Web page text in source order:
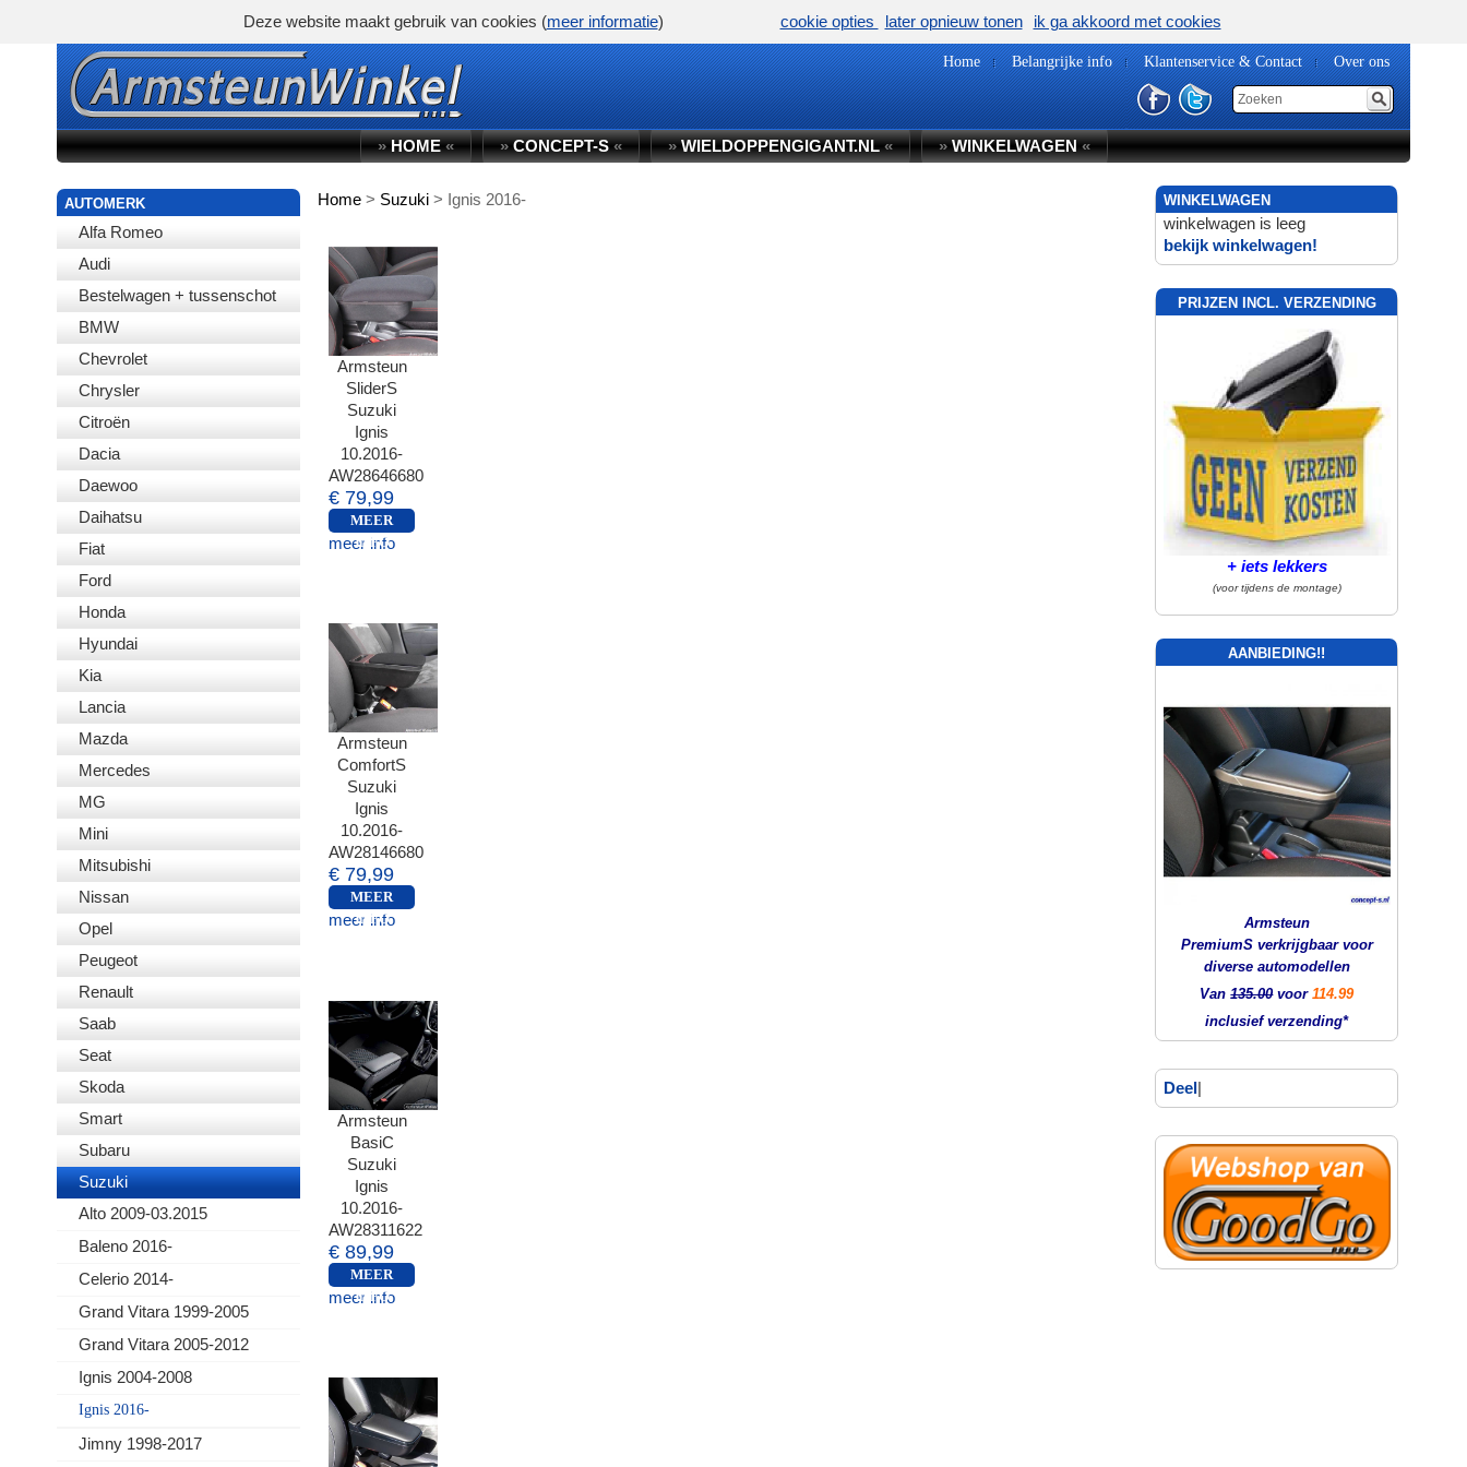
Home Belangrijke info Klantenservice & Contact Over ons
»HOME« »CONCEPT-S« »WIELDOPPENGIGANT.NL« »WINKELWAGEN«
AUTOMERK
Alfa Romeo
Audi
Bestelwagen + tussenschot
BMW
Chevrolet
Chrysler
Citroën
Dacia
Daewoo
Daihatsu
Fiat
Ford
Honda
Hyundai
Kia
Lancia
Mazda
Mercedes
MG
Mini
Mitsubishi
Nissan
Opel
Peugeot
Renault
Saab
Seat
Skoda
Smart
Subaru
Suzuki
Alto 2009-03.2015
Baleno 2016-
Celerio 2014-
Grand Vitara 1999-2005
Grand Vitara 2005-2012
Ignis 2004-2008
Ignis 2016-
Jimny 1998-2017
Home> Suzuki> Ignis 2016-
Armsteun
SliderS
Suzuki
Ignis
10.2016-
AW28646680
€ 79,99
MEER
INFO
meer info
Armsteun
ComfortS
Suzuki
Ignis
10.2016-
AW28146680
€ 79,99
MEER
INFO
meer info
Armsteun
BasiC
Suzuki
Ignis
10.2016-
AW28311622
€ 89,99
MEER
INFO
meer info
WINKELWAGEN WINKELWAGEN
winkelwagen is leeg
bekijk winkelwagen!
PRIJZEN INCL. VERZENDING
+ iets lekkers
(voor tijdens de montage)
AANBIEDING!!
Armsteun
PremiumS verkrijgbaar voor
diverse automodellen
Van135.00voor114.99
inclusief verzending*
Deel|
Deze website maakt gebruik van cookies (meer informatie) cookie opties later opnieuw tonen ik ga akkoord met cookies